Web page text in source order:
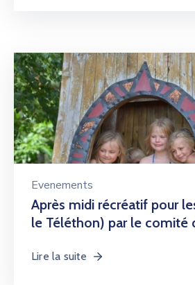
Evenements
Après midi récréatif pour
le Téléthon) par le comité
Lire la suite